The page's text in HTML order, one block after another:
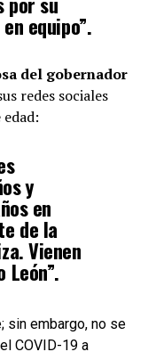
equipo”.
del gobernador
redes sociales
y
en
de la
Vienen
León”.
sin embargo, no se
COVID-19 a